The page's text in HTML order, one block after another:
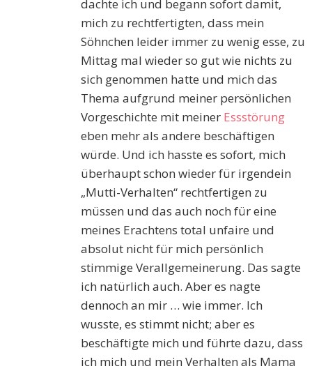
dachte ich und begann sofort damit,
mich zu rechtfertigten, dass mein
Söhnchen leider immer zu wenig esse, zu
Mittag mal wieder so gut wie nichts zu
sich genommen hatte und mich das
Thema aufgrund meiner persönlichen
Vorgeschichte mit meiner Essstörung
eben mehr als andere beschäftigen
würde. Und ich hasste es sofort, mich
überhaupt schon wieder für irgendein
„Mutti-Verhalten“ rechtfertigen zu
müssen und das auch noch für eine
meines Erachtens total unfaire und
absolut nicht für mich persönlich
stimmige Verallgemeinerung. Das sagte
ich natürlich auch. Aber es nagte
dennoch an mir … wie immer. Ich
wusste, es stimmt nicht; aber es
beschäftigte mich und führte dazu, dass
ich mich und mein Verhalten als Mama